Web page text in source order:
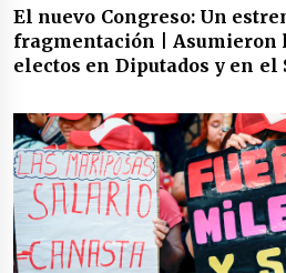
El nuevo Congreso: Un
fragmentación | Asumieron
electos en Diputados y en el